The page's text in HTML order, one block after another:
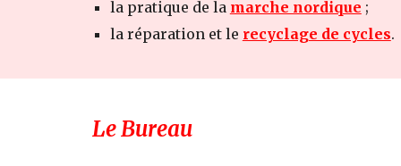
la pratique de la marche nordique ;
la réparation et le recyclage de cycles.
Le Bureau